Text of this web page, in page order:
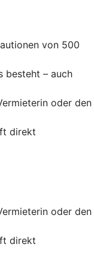
von 500
besteht – auch
oder den
direkt
oder den
direkt